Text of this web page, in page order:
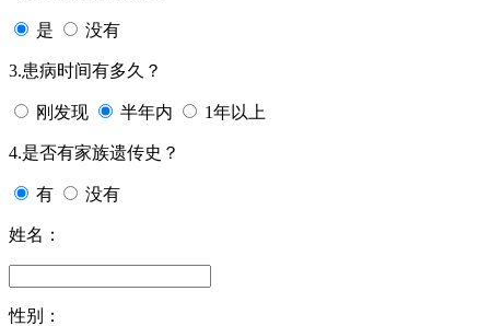
是 没有
3.患病时间有多久？
刚发现 半年内 1年以上
4.是否有家族遗传史？
有 没有
姓名：
性别：